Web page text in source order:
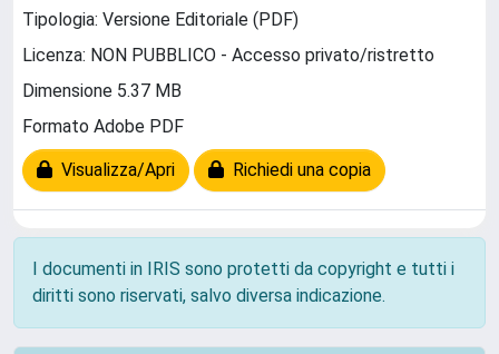
Tipologia: Versione Editoriale (PDF)
Licenza: NON PUBBLICO - Accesso privato/ristretto
Dimensione 5.37 MB
Formato Adobe PDF
Visualizza/Apri Richiedi una copia
I documenti in IRIS sono protetti da copyright e tutti i
diritti sono riservati, salvo diversa indicazione.